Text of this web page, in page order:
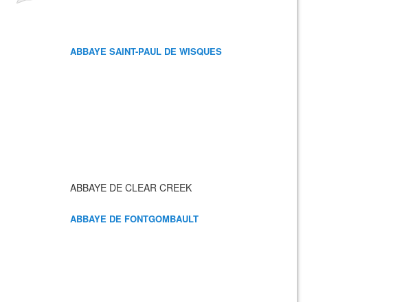
ABBAYE SAINT-PAUL DE WISQUES
ABBAYE DE CLEAR CREEK
ABBAYE DE FONTGOMBAULT